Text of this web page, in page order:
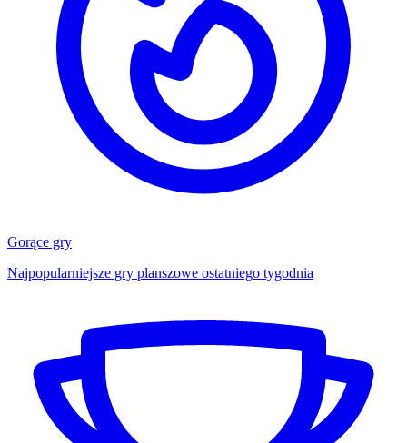
Gorące gry
Najpopularniejsze gry planszowe ostatniego tygodnia